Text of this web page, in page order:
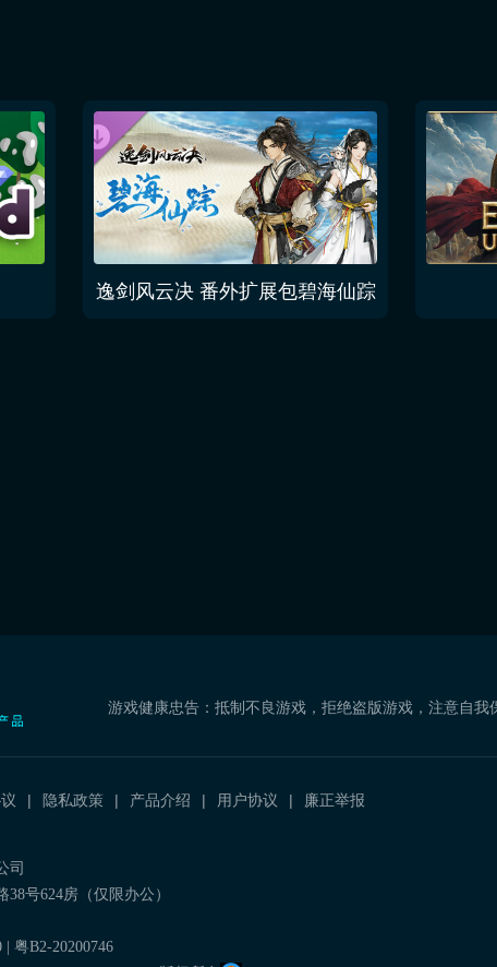
逸剑风云决 番外扩展包碧海仙踪
游戏健康忠告：抵制不良游戏，拒绝盗版游戏，注意自
隐私政策 产品介绍 用户协议 廉正举报
司
号624房（仅限办公）
粤B2-20200746